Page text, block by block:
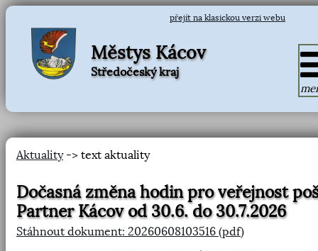
přejít na klasickou verzi webu
Městys Kácov
Středočeský kraj
Aktuality-> text aktuality
Dočasná změna hodin pro veřejnost
Partner Kácov od 30.6. do 30.7.2026
Stáhnout dokument: 20260608103516 (pdf)